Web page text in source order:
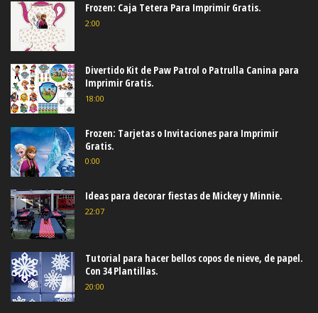
Frozen: Caja Tetera Para Imprimir Gratis.
2:00
Divertido Kit de Paw Patrol o Patrulla Canina para
Imprimir Gratis.
18:00
Frozen: Tarjetas o Invitaciones para Imprimir
Gratis.
0:00
Ideas para decorar fiestas de Mickey y Minnie.
22:07
Tutorial para hacer bellos copos de nieve, de papel.
Con 34 Plantillas.
20:00